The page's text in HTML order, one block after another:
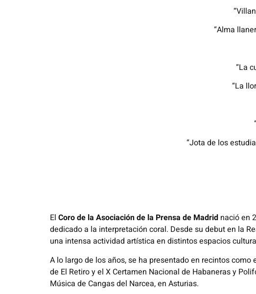
“Alma
“La
“La
“Jota de los
El Coro de la Asociación de la Prensa de Madrid nació en
dedicado a la interpretación coral. Desde su debut en la
una intensa actividad artística en distintos espacios
A lo largo de los años, se ha presentado en recintos
de El Retiro y el X Certamen Nacional de Habaneras y
Música de Cangas del Narcea, en Asturias.